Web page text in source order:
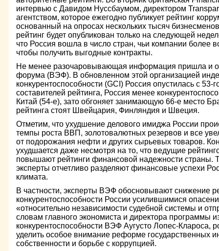
интервью с Давидом Нуссбаумом, директором
агентством, которое ежегодно публикует рейтинг
основанный на опросах нескольких тысяч
рейтинг будет опубликован только на следующей
что Россия вошла в число стран, чьи компании более
чтобы получить выгодные контракты.
Не менее разочаровывающая информация пришла и
форума (ВЭФ). В обновленном этой организацией
конкурентоспособности (GCI) Россия опустилась с
составителей рейтинга, Россия менее
Китай (54-е), зато обгоняет занимающую 66-е место
рейтинга стоят Швейцария, Финляндия и Швеция.
Отметим, что ухудшение делового имиджа России
темпы роста ВВП, золотовалютных резервов и все
от подорожания нефти и других сырьевых товаров.
ухудшается даже несмотря на то, что ведущие
повышают рейтинги финансовой надежности страны.
эксперты отчетливо разделяют финансовые успехи
климата.
В частности, эксперты ВЭФ обосновывают снижение
конкурентоспособности России усилившимися
«относительно независимости судебной системы и
словам главного экономиста и директора программы
конкурентоспособности ВЭФ Аугусто Лопес-Клароса,
уделить особое внимание реформе государственных
собственности и борьбе с коррупцией.